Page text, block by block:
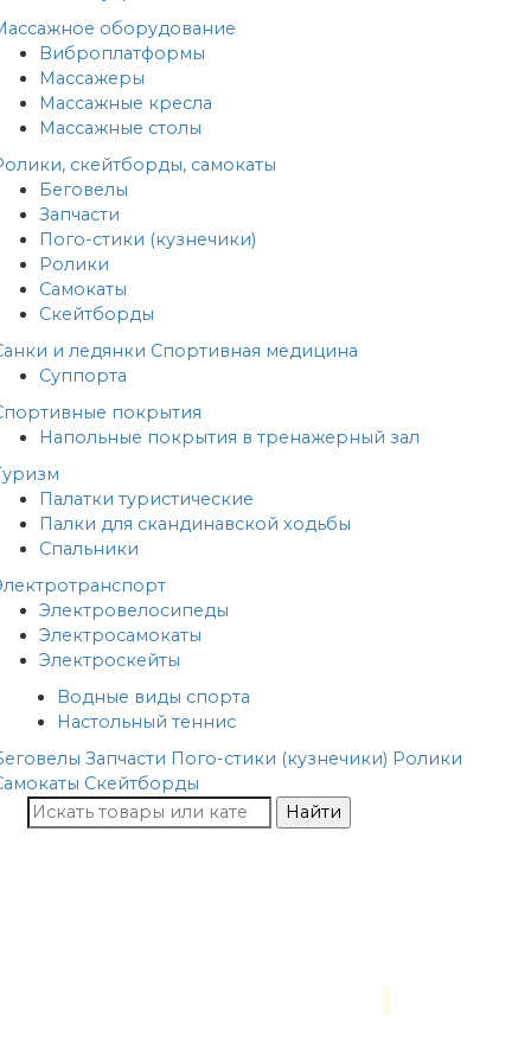
оборудование
Виброплатформы
Массажеры
Массажные кресла
Массажные столы
скейтборды, самокаты
Беговелы
Запчасти
Пого-стики (кузнечики)
Ролики
Самокаты
Скейтборды
и ледянки Спортивная медицина
Суппорта
покрытия
Напольные покрытия в тренажерный зал
Палатки туристические
Палки для скандинавской ходьбы
Спальники
Электровелосипеды
Электросамокаты
Электроскейты
Водные виды спорта
Настольный теннис
Запчасти Пого-стики (кузнечики) Ролики
Скейтборды
Найти